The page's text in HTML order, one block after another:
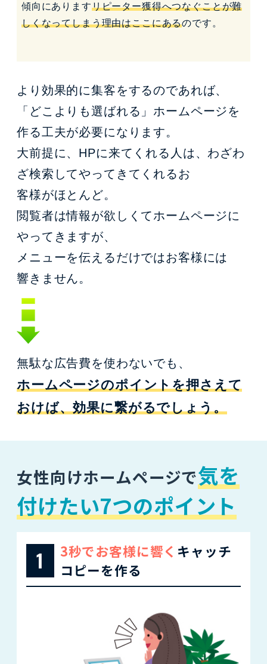
傾向にありますリピーター獲得へつなぐことが難
しくなってしまう理由はここにあるのです。
より効果的に集客をするのであれば、
「どこよりも選ばれる」ホームページを
作る工夫が必要になります。
大前提に、HPに来てくれる人は、わざわ
ざ検索してやってきてくれるお
客様がほとんど。
閲覧者は情報が欲しくてホームページに
やってきますが、
メニューを伝えるだけではお客様には
響きません。
無駄な広告費を使わないでも、
ホームページのポイントを押さえて
おけば、効果に繋がるでしょう。
女性向けホームページで気を
付けたい7つのポイント
1 3秒でお客様に響く キャッチ
コピーを作る